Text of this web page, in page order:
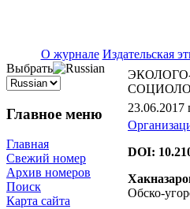
О журнале Издательская
Выбрать
Главное меню
Главная
Свежий номер
Архив номеров
Поиск
Карта сайта
23.06.2017
DOI:
Обско-